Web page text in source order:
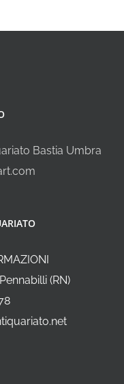
Bastia Umbra
(RN)